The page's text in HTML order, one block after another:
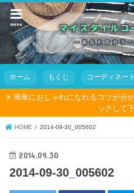
menu
ホーム もくじ コーディネー
簡単におしゃれになれるコツが分
ックして
HOME 2014-09-30_005602
2014.09.30
2014-09-30_005602